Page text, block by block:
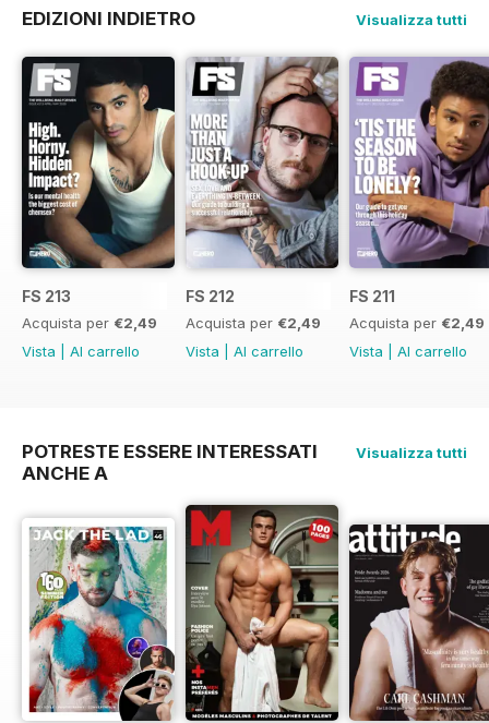
EDIZIONI INDIETRO Visualizza tutti
FS 213
Acquista per €2,49
Vista
Al carrello
FS 212
Acquista per €2,49
Vista
Al carrello
FS 211
Acquista per €2,49
Vista
Al carrello
POTRESTE ESSERE INTERESSATI
ANCHE A
Visualizza tutti